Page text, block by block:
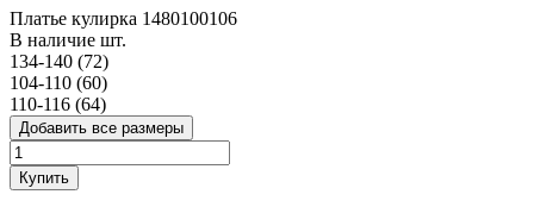
Платье кулирка 1480100106
В наличие шт.
134-140 (72)
104-110 (60)
110-116 (64)
Добавить все размеры
Купить